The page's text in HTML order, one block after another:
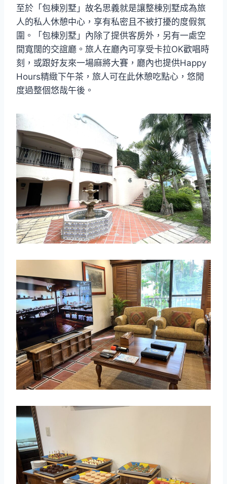
至於「包棟別墅」故名思義就是讓整棟別墅成為旅
人的私人休憩中心，享有私密且不被打擾的度假氛
圍。「包棟別墅」內除了提供客房外，另有一處空
間寬闊的交誼廳。旅人在廳內可享受卡拉OK歡唱時
刻，或跟好友來一場麻將大賽，廳內也提供Happy
Hours精緻下午茶，旅人可在此休憩吃點心，悠閒
度過整個悠哉午後。